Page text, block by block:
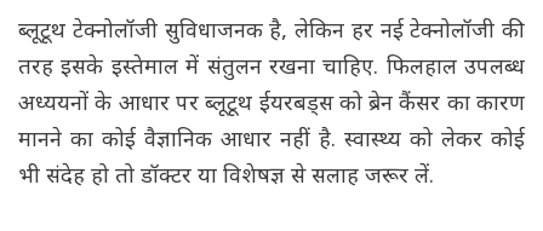
ब्लूटूथ टेक्नोलॉजी सुविधाजनक है, लेकिन हर नई टेक्नोलॉजी की
तरह इसके इस्तेमाल में संतुलन रखना चाहिए. फिलहाल उपलब्ध
अध्ययनों के आधार पर ब्लूटूथ ईयरबड्स को ब्रेन कैंसर का कारण
मानने का कोई वैज्ञानिक आधार नहीं है. स्वास्थ्य को लेकर कोई
भी संदेह हो तो डॉक्टर या विशेषज्ञ से सलाह जरूर लें.